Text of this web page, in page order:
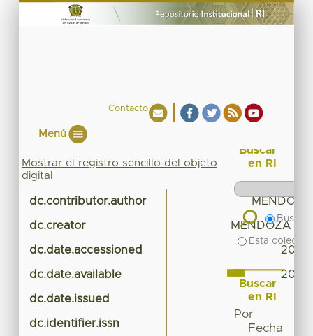
Contacto
Menú
Mostrar el registro sencillo del objeto
digital
dc.contributor.author
dc.creator MENDOZA
dc.date.accessioned
dc.date.available
dc.date.issued
dc.identifier.issn
Buscar
en RI
Buscar
Esta
Buscar
en RI
Por
Fecha